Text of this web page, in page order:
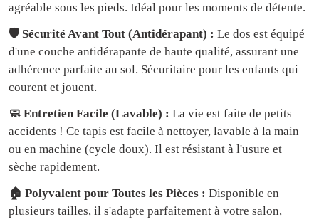
agréable sous les pieds. Idéal pour les moments de détente.
🛡️ Sécurité Avant Tout (Antidérapant) : Le dos est équipé
d'une couche antidérapante de haute qualité, assurant une
adhérence parfaite au sol. Sécuritaire pour les enfants qui
courent et jouent.
🧼 Entretien Facile (Lavable) : La vie est faite de petits
accidents ! Ce tapis est facile à nettoyer, lavable à la main
ou en machine (cycle doux). Il est résistant à l'usure et
sèche rapidement.
🏠 Polyvalent pour Toutes les Pièces : Disponible en
plusieurs tailles, il s'adapte parfaitement à votre salon,